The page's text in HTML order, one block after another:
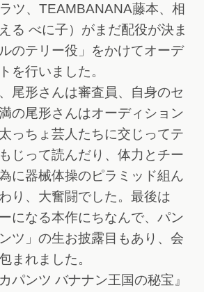
ツ、TEAMBANANA藤本、相
る べに子）がまだ配役が決ま
のテリー役」をかけてオーデ
を行いました。
尾形さんは審査員、自身のセ
の尾形さんはオーディション
っちょ芸人たちに交じってテ
じって読んだり、体力とチー
に器械体操のピラミッド組ん
り、大奮闘でした。最後は
になる本作にちなんで、パン
ツ」の生お披露目もあり、会
まれました。
パンツ バナナン王国の秘宝』